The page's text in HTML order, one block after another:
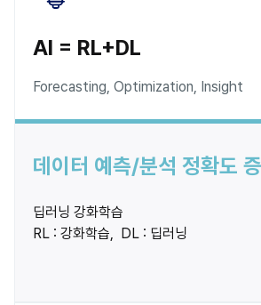
AI = RL+DL
Forecasting, Optimization, Insight
데이터 예측/분석 정확도
딥러닝 강화학습
RL : 강화학습,  DL : 딥러닝